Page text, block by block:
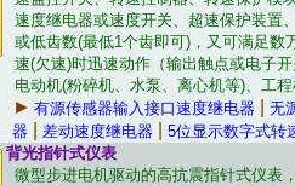
速度继电器或速度开关、超速保护装置
或低齿数(最低1个齿即可)，又可满足
速(欠速)时迅速动作（输出触点或电子
电动机(粉碎机、水泵、离心机等)、工程
► 有源传感器输入接口速度继电器 无
器
差动速度继电器
5位显示数字式转
背光指针式仪表
微型步进电机驱动的高抗震指针式仪表